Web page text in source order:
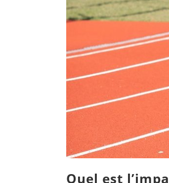
Quel est